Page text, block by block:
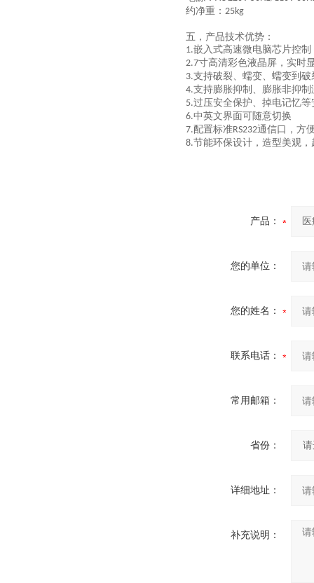
约净重： 25kg
五， 产品技术优势：
1.嵌入式高速微电脑芯片控
2.7寸高清彩色液晶屏，实时
3.支持破裂、蠕变、蠕变到
4.支持膨胀抑制、膨胀非抑制
5.过压安全保护、掉电记忆
6.中英文界面可随意切换
7.配置标准RS232通信口，方
8.节能环保设计，造型美观
产品：
您的单位：
您的姓名：
联系电话：
常用邮箱：
省份：
详细地址：
补充说明：